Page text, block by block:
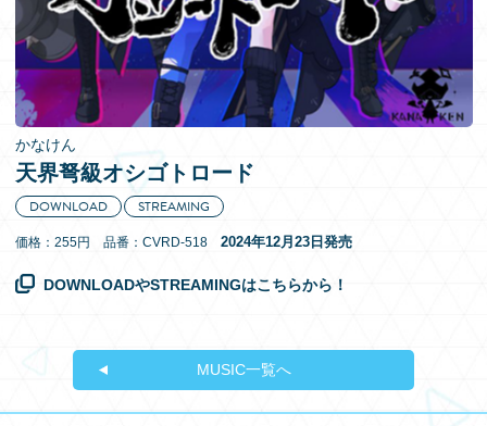
かなけん
天界弩級オシゴトロード
DOWNLOAD STREAMING
価格：255円 品番：CVRD-518 2024年12月23日発売
DOWNLOADやSTREAMINGはこちらから！
MUSIC一覧へ